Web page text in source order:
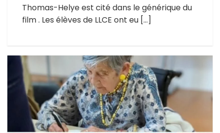
Thomas-Helye est cité dans le générique du
film . Les élèves de LLCE ont eu […]